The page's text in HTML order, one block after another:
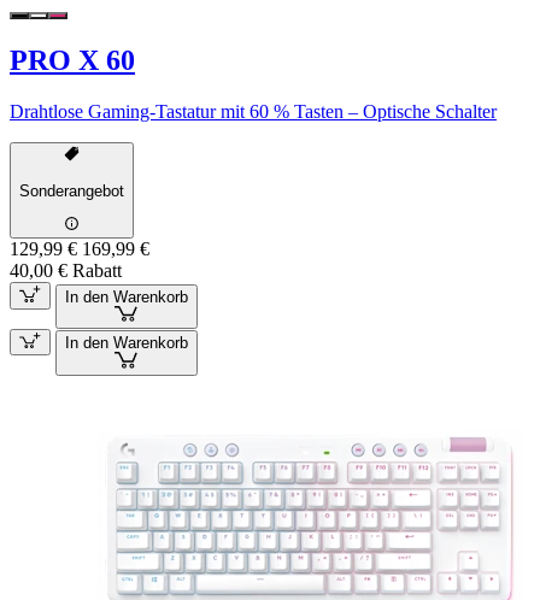
PRO X 60
Drahtlose Gaming-Tastatur mit 60 % Tasten – Optische Schalter
Sonderangebot
129,99 € 169,99 €
40,00 € Rabatt
In den Warenkorb
In den Warenkorb